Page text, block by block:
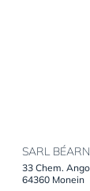
SARL
33 Chem.
64360 Monein